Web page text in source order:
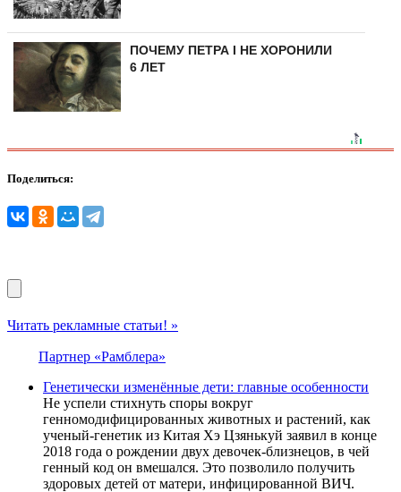
ПОЧЕМУ ПЕТРА I НЕ ХОРОНИЛИ
6 ЛЕТ
Поделиться:
Читать рекламные статьи! »
Партнер «Рамблера»
Генетически изменённые дети: главные особенности
Не успели стихнуть споры вокруг
генномодифицированных животных и растений, как
ученый-генетик из Китая Хэ Цзянькуй заявил в конце
2018 года о рождении двух девочек-близнецов, в чей
генный код он вмешался. Это позволило получить
здоровых детей от матери, инфицированной ВИЧ.